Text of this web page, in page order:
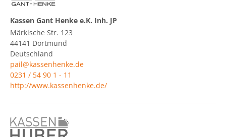
Kassen Gant Henke e.K. Inh. JP
Märkische Str. 123
44141 Dortmund
Deutschland
pail@kassenhenke.de
0231 / 54 90 1 - 11
http://www.kassenhenke.de/